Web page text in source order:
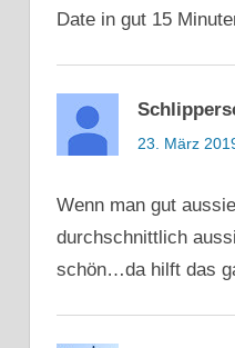
Date in gut 15
23. März
Wenn man gut
durchschnittlich
schön…da hilft das